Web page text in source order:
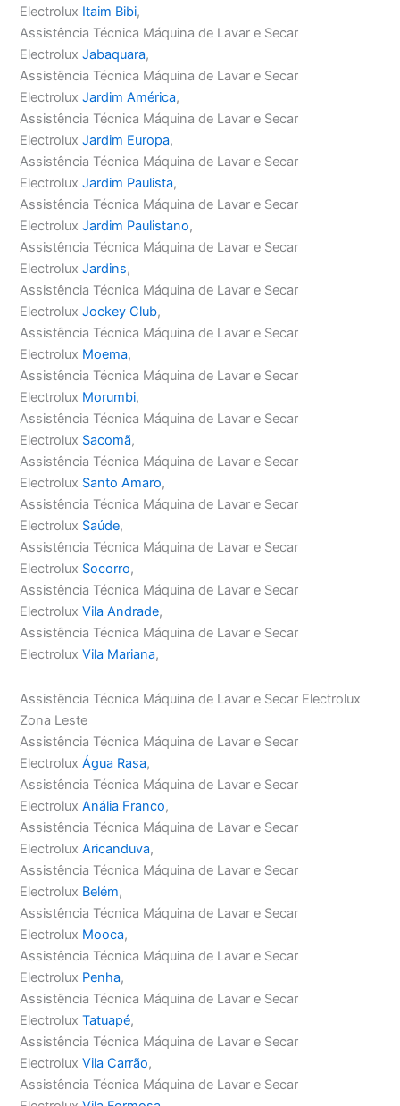
Electrolux Itaim Bibi,
Assistência Técnica Máquina de Lavar e Secar
ElectroluxJabaquara,
Assistência Técnica Máquina de Lavar e Secar
ElectroluxJardim América,
Assistência Técnica Máquina de Lavar e Secar
ElectroluxJardim Europa,
Assistência Técnica Máquina de Lavar e Secar
ElectroluxJardim Paulista,
Assistência Técnica Máquina de Lavar e Secar
ElectroluxJardim Paulistano,
Assistência Técnica Máquina de Lavar e Secar
ElectroluxJardins,
Assistência Técnica Máquina de Lavar e Secar
ElectroluxJockey Club,
Assistência Técnica Máquina de Lavar e Secar
Electrolux Moema,
Assistência Técnica Máquina de Lavar e Secar
Electrolux Morumbi,
Assistência Técnica Máquina de Lavar e Secar
Electrolux Sacomã,
Assistência Técnica Máquina de Lavar e Secar
Electrolux Santo Amaro,
Assistência Técnica Máquina de Lavar e Secar
Electrolux Saúde,
Assistência Técnica Máquina de Lavar e Secar
Electrolux Socorro,
Assistência Técnica Máquina de Lavar e Secar
ElectroluxVila Andrade,
Assistência Técnica Máquina de Lavar e Secar
ElectroluxVila Mariana,
Assistência Técnica Máquina de Lavar e Secar Electrolux
Zona Leste
Assistência Técnica Máquina de Lavar e Secar
ElectroluxÁgua Rasa,
Assistência Técnica Máquina de Lavar e Secar
ElectroluxAnália Franco,
Assistência Técnica Máquina de Lavar e Secar
ElectroluxAricanduva,
Assistência Técnica Máquina de Lavar e Secar
Electrolux Belém,
Assistência Técnica Máquina de Lavar e Secar
Electrolux Mooca,
Assistência Técnica Máquina de Lavar e Secar
Electrolux Penha,
Assistência Técnica Máquina de Lavar e Secar
ElectroluxTatuapé,
Assistência Técnica Máquina de Lavar e Secar
ElectroluxVila Carrão,
Assistência Técnica Máquina de Lavar e Secar